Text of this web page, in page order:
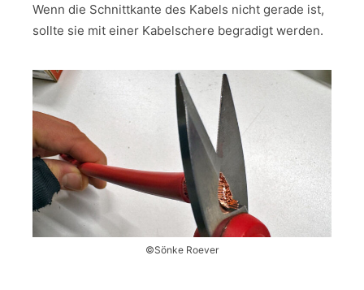
Wenn die Schnittkante des Kabels nicht gerade ist,
sollte sie mit einer Kabelschere begradigt werden.
©Sönke Roever